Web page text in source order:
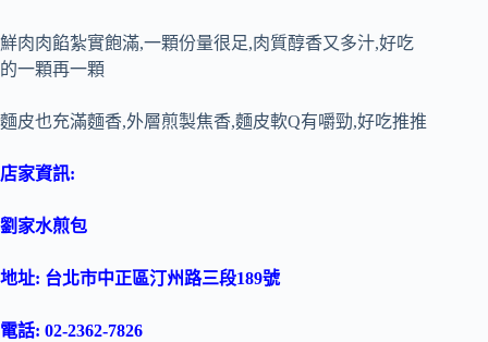
鮮肉肉餡紮實飽滿,一顆份量很足,肉質醇香又多汁,好吃
的一顆再一顆
麵皮也充滿麵香,外層煎製焦香,麵皮軟Q有嚼勁,好吃推推
店家資訊:
劉家水煎包
地址: 台北市中正區汀州路三段189號
電話: 02-2362-7826